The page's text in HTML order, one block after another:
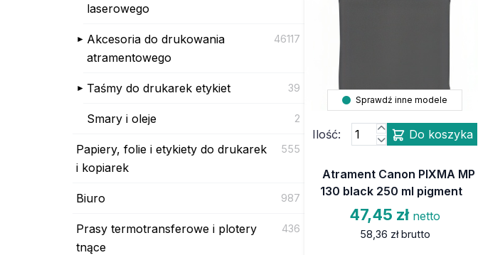
laserowego
Akcesoria do drukowania
atramentowego
46117
Taśmy do drukarek etykiet 39
Smary i oleje 2
Papiery, folie i etykiety do drukarek
i kopiarek
555
Biuro 987
Prasy termotransferowe i plotery
tnące
436
Sprawdź inne modele
Ilość: Do koszyka
Atrament Canon PIXMA MP
130 black 250 ml pigment
47,45 zł netto
58,36 zł brutto